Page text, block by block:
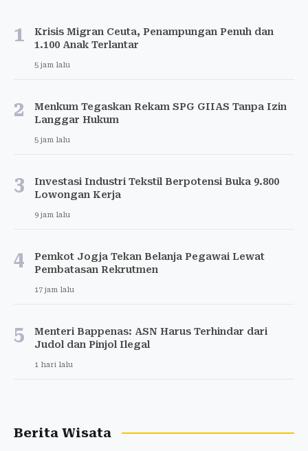
1
Krisis Migran Ceuta, Penampungan Penuh dan
1.100 Anak Terlantar
5 jam lalu
2
Menkum Tegaskan Rekam SPG GIIAS Tanpa Izin
Langgar Hukum
5 jam lalu
3
Investasi Industri Tekstil Berpotensi Buka 9.800
Lowongan Kerja
9 jam lalu
4
Pemkot Jogja Tekan Belanja Pegawai Lewat
Pembatasan Rekrutmen
17 jam lalu
5
Menteri Bappenas: ASN Harus Terhindar dari
Judol dan Pinjol Ilegal
1 hari lalu
Berita Wisata